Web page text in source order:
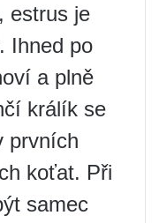
estrus je
Ihned po
a plně
králík se
prvních
koťat. Při
samec